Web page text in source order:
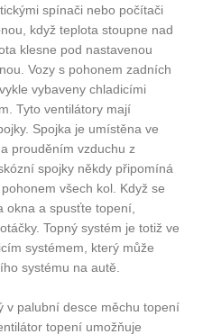
spínači nebo počítači
když teplota stoupne nad
klesne pod nastavenou
Vozy s pohonem zadních
vybaveny chladicími
Tyto ventilátory mají
Spojka je umístěna ve
prouděním vzduchu z
spojky někdy připomíná
všech kol. Když se
okna a spusťte topení,
Topný systém je totiž ve
systémem, který může
systému na autě.
v palubní desce měchu topení
topení umožňuje